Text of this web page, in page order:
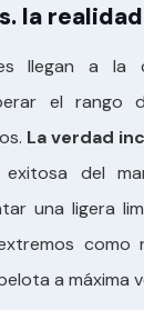
la
llegan a la
el rango
La verdad
del
una ligera
como
a máxima